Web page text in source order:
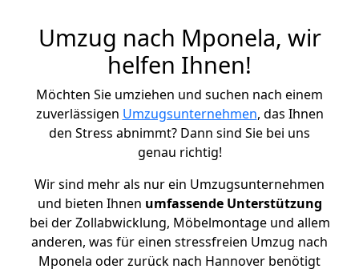
Umzug nach Mponela, wir
helfen Ihnen!
Möchten Sie umziehen und suchen nach einem
zuverlässigen Umzugsunternehmen, das Ihnen
den Stress abnimmt? Dann sind Sie bei uns
genau richtig!
Wir sind mehr als nur ein Umzugsunternehmen
und bieten Ihnen umfassende Unterstützung
bei der Zollabwicklung, Möbelmontage und allem
anderen, was für einen stressfreien Umzug nach
Mponela oder zurück nach Hannover benötigt